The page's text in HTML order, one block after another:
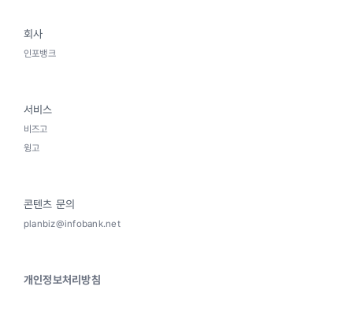
회사
인포뱅크
서비스
비즈고
윙고
콘텐츠 문의
planbiz@infobank.net
개인정보처리방침